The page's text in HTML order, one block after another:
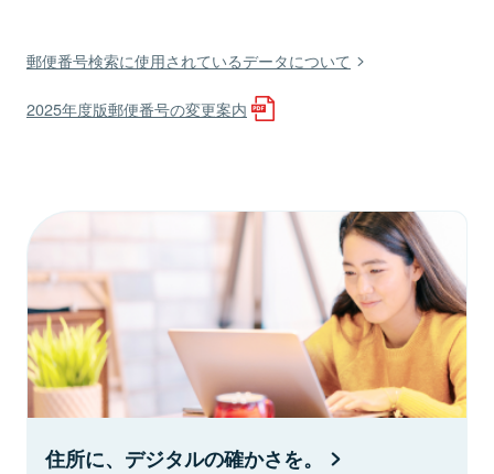
郵便番号検索に使用されているデータについて
2025年度版郵便番号の変更案内
住所に、デジタルの確かさを。